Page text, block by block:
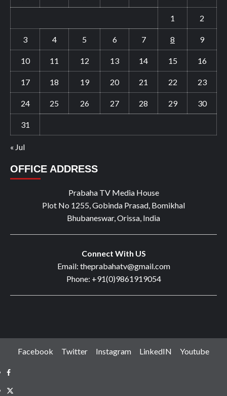
1 2
3 4 5 6 7 8 9
10 11 12 13 14 15 16
17 18 19 20 21 22 23
24 25 26 27 28 29 30
31
« Jul
OFFICE ADDRESS
Prabaha TV Media House
Plot No 1255, Gobinda Prasad, Bomikhal
Bhubaneswar, Orissa, India
Connect With US
Email: theprabahatv@gmail.com
Phone: +91(0)9861919054
Facebook Twitter Instagram LinkedIN Youtube
Facebook
Twitter